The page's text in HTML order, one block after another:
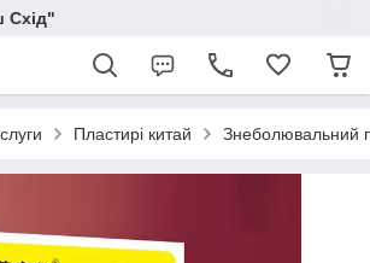
Схід"
Пластирі китай Знеболювальний